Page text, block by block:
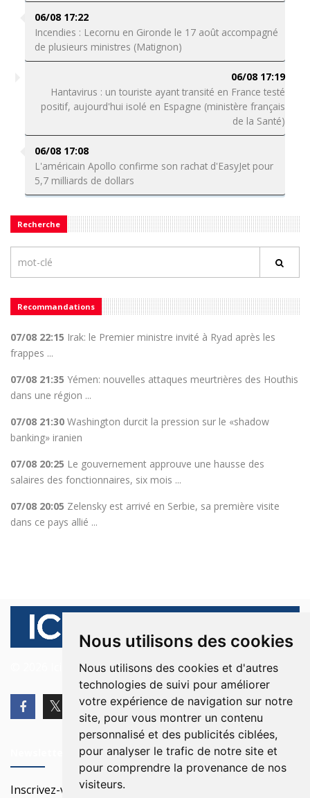
Nous utilisons des cookies
Nous utilisons des cookies et d'autres
technologies de suivi pour améliorer
votre expérience de navigation sur notre
site, pour vous montrer un contenu
personnalisé et des publicités ciblées,
pour analyser le trafic de notre site et
pour comprendre la provenance de nos
visiteurs.
06/08 17:22
Incendies : Lecornu en Gironde le 17 août accompagné
de plusieurs ministres (Matignon)
06/08 17:19
Hantavirus : un touriste ayant transité en France testé
positif, aujourd'hui isolé en Espagne (ministère français
de la Santé)
06/08 17:08
L'américain Apollo confirme son rachat d'EasyJet pour
5,7 milliards de dollars
Recherche
Recommandations
07/08 22:15 Irak: le Premier ministre invité à Ryad après les
frappes ...
07/08 21:35 Yémen: nouvelles attaques meurtrières des Houthis
dans une région ...
07/08 21:30 Washington durcit la pression sur le «shadow
banking» iranien
07/08 20:25 Le gouvernement approuve une hausse des
salaires des fonctionnaires, six mois ...
07/08 20:05 Zelensky est arrivé en Serbie, sa première visite
dans ce pays allié ...
© 2026 Ici Beyrouth. Tous les droits sont réservés.
Inscrivez-vous à notre Newsletter